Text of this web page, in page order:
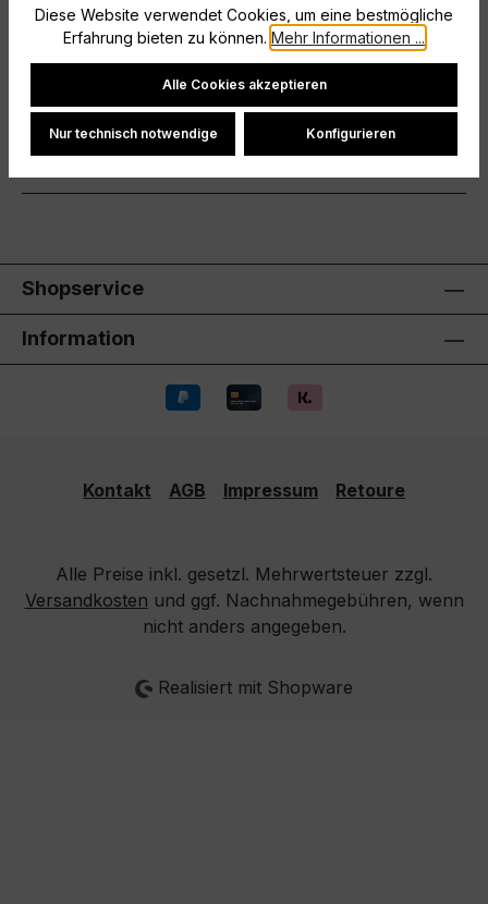
Shiny-Polyester-TricotSeitentaschen mit
ReißverschlussJacken- und Ärmelabschluss mit
RippZippergarage
Hersteller
Shopservice
Information
Kontakt AGB Impressum Retoure
Alle Preise inkl. gesetzl. Mehrwertsteuer zzgl.
Versandkosten und ggf. Nachnahmegebühren, wenn
nicht anders angegeben.
Realisiert mit Shopware
Diese Website verwendet Cookies, um eine bestmögliche
Erfahrung bieten zu können. Mehr Informationen ...
Cookie-Einstellungen
Alle Cookies akzeptieren
Nur technisch notwendige Konfigurieren